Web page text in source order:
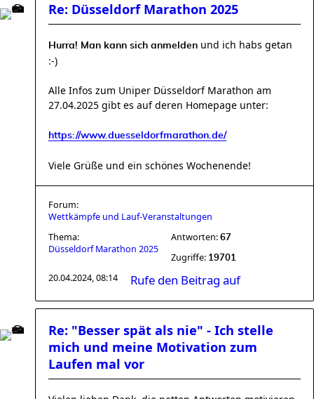
Re: Düsseldorf Marathon 2025
Hurra! Man kann sich anmelden und ich habs getan
:-)
Alle Infos zum Uniper Düsseldorf Marathon am
27.04.2025 gibt es auf deren Homepage unter:
https://www.duesseldorfmarathon.de/
Viele Grüße und ein schönes Wochenende!
Forum:
Wettkämpfe und Lauf-Veranstaltungen
Thema:
Düsseldorf Marathon 2025
Antworten: 67
Zugriffe: 19701
20.04.2024, 08:14 Rufe den Beitrag auf
Re: "Besser spät als nie" - Ich stelle
mich und meine Motivation zum
Laufen mal vor